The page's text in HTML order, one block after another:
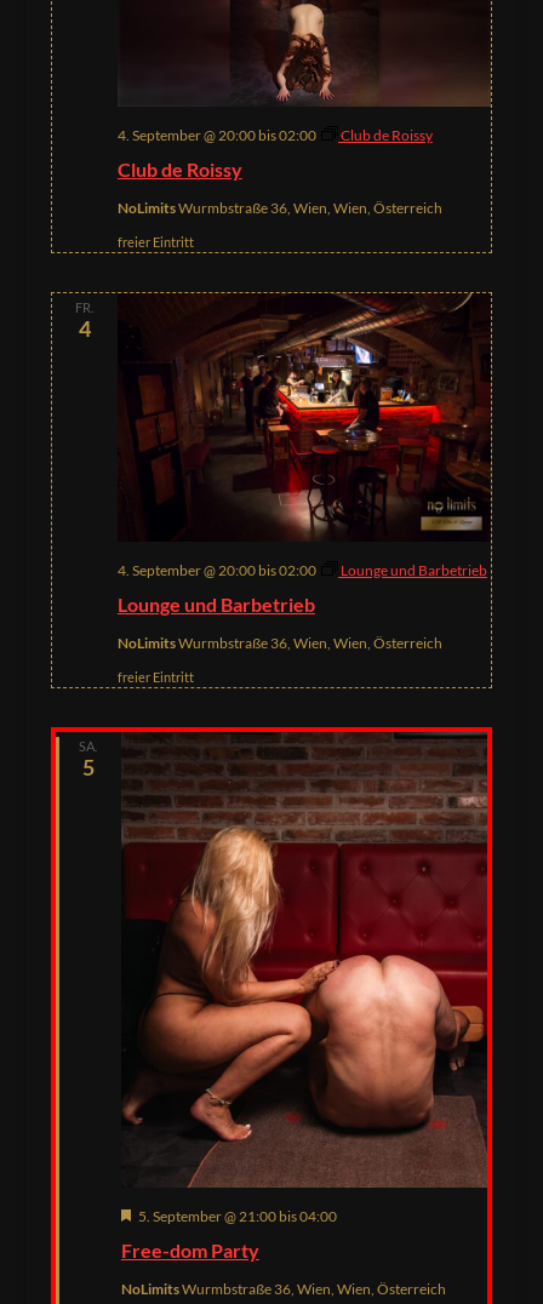
Club de Roissy
4. September @ 20:00bis02:00 Club de Roissy
NoLimitsWurmbstraße 36, Wien, Wien, Österreich
freier Eintritt
FR.
4
Lounge und Barbetrieb
4. September @ 20:00bis02:00 Lounge und Barbetrieb
NoLimitsWurmbstraße 36, Wien, Wien, Österreich
freier Eintritt
SA.
5
Free-dom Party
Hervorgehoben
5. September @ 21:00bis04:00
NoLimitsWurmbstraße 36, Wien, Wien, Österreich